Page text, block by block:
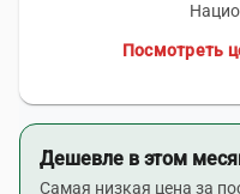
Посмотреть
Дешевле в этом
Самая низкая цена за